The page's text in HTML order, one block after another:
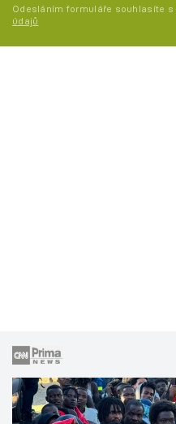
Odesláním formuláře souhlasíte s
údajů